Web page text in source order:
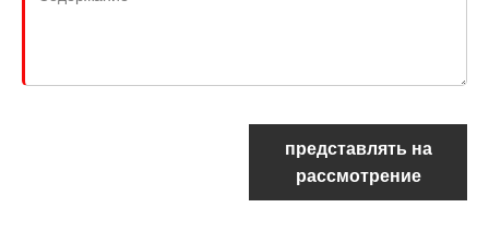
представлять на
рассмотрение